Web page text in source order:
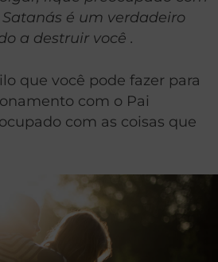
é um verdadeiro
a destruir você .
que você pode fazer para
com o Pai
com as coisas que